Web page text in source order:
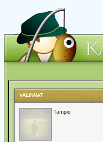
VALINNAT
Tampio